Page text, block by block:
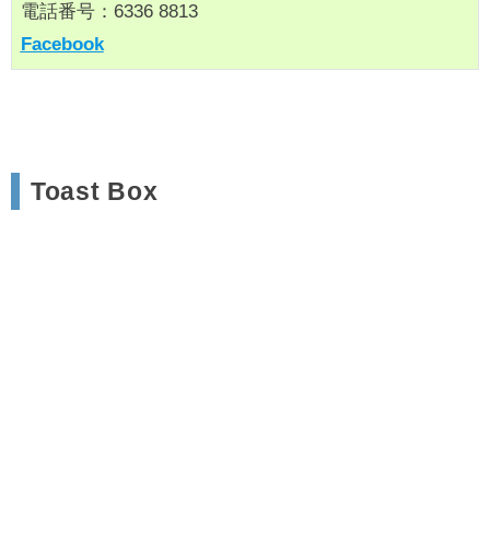
電話番号：6336 8813
Facebook
Toast Box